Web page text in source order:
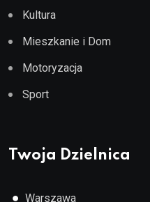
Kultura
Mieszkanie i Dom
Motoryzacja
Sport
Twoja Dzielnica
● Warszawa